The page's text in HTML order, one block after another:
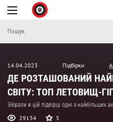
14.04.2023 Підбірки
ДЕ РОЗТАШОВАНИЙ
СВІТУ: ТОП ЛЕТОВИЩ-
Зібрали в цій підбірці одні з найбільших
29134 5